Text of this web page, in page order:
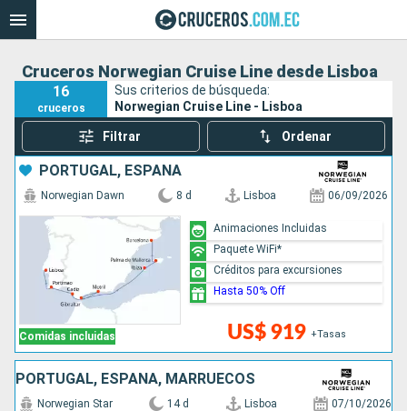
Cruceros Norwegian Cruise Line desde Lisboa
16
cruceros
Sus criterios de búsqueda:
Norwegian Cruise Line - Lisboa
Filtrar Ordenar
PORTUGAL, ESPAÑA
Comidas incluidas
Norwegian Dawn 8 d Lisboa 06/09/2026
US$ 919 +Tasas
Animaciones Incluidas
Paquete WiFi*
Créditos para excursiones
Hasta 50% Off
PORTUGAL, ESPAÑA, MARRUECOS
Norwegian Star 14 d Lisboa 07/10/2026